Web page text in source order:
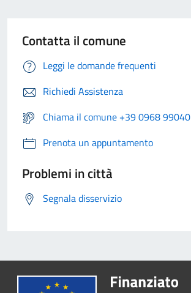
Contatta il comune
Leggi le domande frequenti
Richiedi Assistenza
Chiama il comune +39 0968 99040
Prenota un appuntamento
Problemi in città
Segnala disservizio